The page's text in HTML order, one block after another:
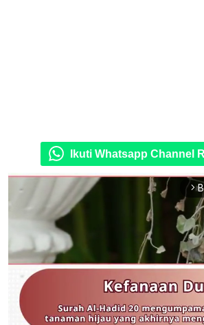
Ikuti Whatsapp Channel
arrow_forward_ios